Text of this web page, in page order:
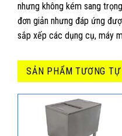
nhưng không kém sang
đơn giản nhưng đáp ứng
sắp xếp các dụng cụ, máy
SẢN PHẨM TƯƠNG TỰ